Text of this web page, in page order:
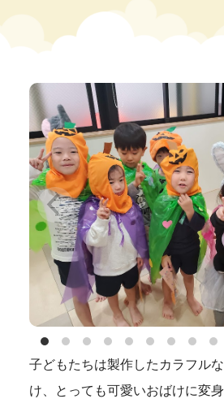
子どもたちは製作したカラフル
け、とっても可愛いおばけに変身